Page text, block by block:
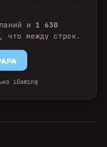
и 1 630
что между строк.
iGaming